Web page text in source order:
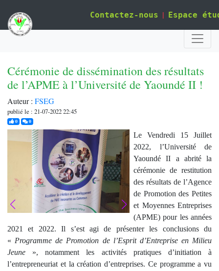
Contactez-nous | Espace
Cérémonie de dissémination des résultats
de l’APME à l’Université de Yaoundé II !
Auteur : FSEG
publié le : 21-07-2022 22:45
0j'aime0commentaires
Le Vendredi 15 Juillet
2022, l’Université de
Yaoundé II a abrité la
cérémonie de restitution
des résultats de l’Agence
de Promotion des Petites
et Moyennes Entreprises
(APME) pour les années
2021 et 2022. Il s’est agi de présenter les conclusions du
« Programme de Promotion de l’Esprit d’Entreprise en Milieu
Jeune », notamment les activités pratiques d’initiation à
l’entrepreneuriat et la création d’entreprises. Ce programme a vu